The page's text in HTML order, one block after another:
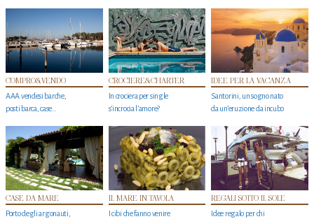
COMPRO&VENDO
AAA vendesi barche,
posti barca, case…
CROCIERE&CHARTER
In crociera per single
s'incrocia l’amore?
IDEE PER LA VACANZA
Santorini, un sogno nato
da un’eruzione da incubo
CASE DA MARE
Porto degli argonauti,
IL MARE IN TAVOLA
I cibi che fanno venire
REGALI SOTTO IL SOLE
Idee regalo per chi